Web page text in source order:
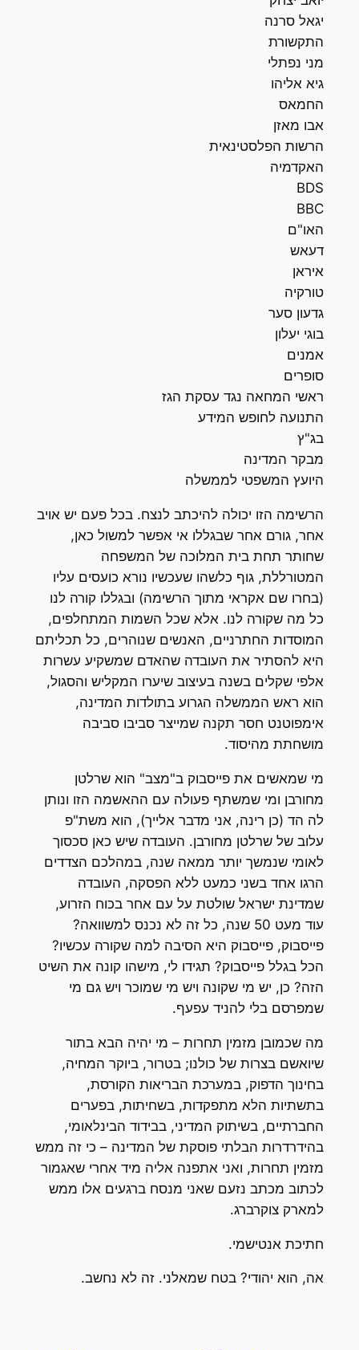
יגאל סרנה
התקשורת
מני נפתלי
גיא אליהו
החמאס
אבו מאזן
הרשות הפלסטינאית
האקדמיה
BDS
BBC
האו"ם
דעאש
איראן
טורקיה
גדעון סער
בוגי יעלון
אמנים
סופרים
ראשי המחאה נגד עסקת הגז
התנועה לחופש המידע
בג"ץ
מבקר המדינה
היועץ המשפטי לממשלה
הרשימה הזו יכולה להיכתב לנצח. בכל פעם יש אויב
אחר, גורם אחר שבגללו אי אפשר למשול כאן,
שחותר תחת בית המלוכה של המשפחה
המטורללת, גוף כלשהו שעכשיו נורא כועסים עליו
(בחרו שם אקראי מתוך הרשימה) ובגללו קורה לנו
כל מה שקורה לנו. אלא שכל השמות המתחלפים,
המוסדות החתרניים, האנשים שנוהרים, כל תכליתם
היא להסתיר את העובדה שהאדם שמשקיע עשרות
אלפי שקלים בשנה בעיצוב שיערו המקליש והסגול,
הוא ראש הממשלה הגרוע בתולדות המדינה,
אימפוטנט חסר תקנה שמייצר סביבו סביבה
מושחתת מהיסוד.
מי שמאשים את פייסבוק ב"מצב" הוא שרלטן
מחורבן ומי שמשתף פעולה עם ההאשמה הזו ונותן
לה הד (כן רינה, אני מדבר אלייך), הוא משת"פ
עלוב של שרלטן מחורבן. העובדה שיש כאן סכסוך
לאומי שנמשך יותר ממאה שנה, במהלכם הצדדים
הרגו אחד בשני כמעט ללא הפסקה, העובדה
שמדינת ישראל שולטת על עם אחר בכוח הזרוע,
עוד מעט 50 שנה, כל זה לא נכנס למשוואה?
פייסבוק, פייסבוק היא הסיבה למה שקורה עכשיו?
הכל בגלל פייסבוק? תגידו לי, מישהו קונה את השיט
הזה? כן, יש מי שקונה ויש מי שמוכר ויש גם מי
שמפרסם בלי להניד עפעף.
מה שכמובן מזמין תחרות – מי יהיה הבא בתור
שיואשם בצרות של כולנו; בטרור, ביוקר המחיה,
בחינוך הדפוק, במערכת הבריאות הקורסת,
בתשתיות הלא מתפקדות, בשחיתות, בפערים
החברתיים, בשיתוק המדיני, בבידוד הבינלאומי,
בהידרדרות הבלתי פוסקת של המדינה – כי זה ממש
מזמין תחרות, ואני אתפנה אליה מיד אחרי שאגמור
לכתוב מכתב נזעם שאני מנסח ברגעים אלו ממש
למארק צוקרברג.
חתיכת אנטישמי.
אה, הוא יהודי? בטח שמאלני. זה לא נחשב.